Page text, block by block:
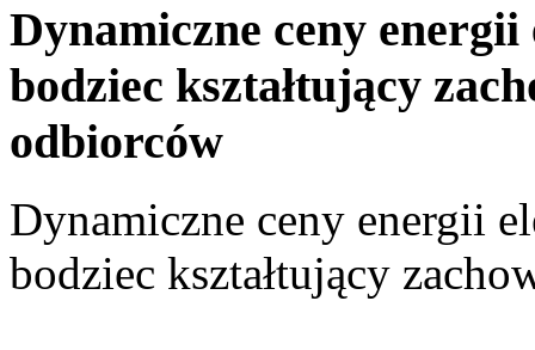
Dynamiczne ceny
bodziec kształtujący
odbiorców
Dynamiczne ceny energii
bodziec kształtujący